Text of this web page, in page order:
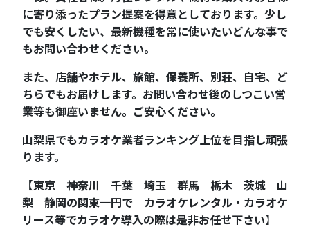
に寄り添ったプラン提案を得意としております。少し
でも安くしたい、最新機種を常に使いたいどんな事で
もお問い合わせください。
また、店舗やホテル、旅館、保養所、別荘、自宅、ど
ちらでもお届けします。お問い合わせ後のしつこい営
業等も御座いません。ご安心ください。
山梨県でもカラオケ業者ランキング上位を目指し頑張
ります。
【東京 神奈川 千葉 埼玉 群馬 栃木 茨城 山
梨 静岡の関東一円で カラオケレンタル・カラオケ
リース等でカラオケ導入の際は是非お任せ下さい】